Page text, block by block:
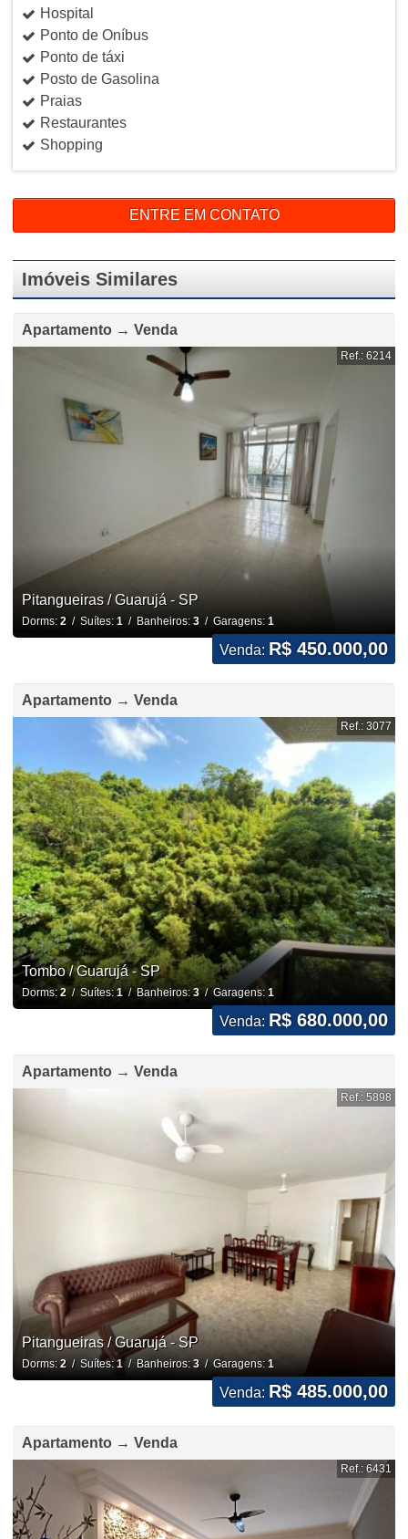
Hospital
Ponto de Oníbus
Ponto de táxi
Posto de Gasolina
Praias
Restaurantes
Shopping
ENTRE EM CONTATO
Imóveis Similares
Apartamento → Venda
Ref.: 6214
Pitangueiras / Guarujá - SP
Dorms: 2/ Suítes: 1/ Banheiros: 3/ Garagens: 1
Venda: R$ 450.000,00
Apartamento → Venda
Ref.: 3077
Tombo / Guarujá - SP
Dorms:2/ Suítes:1/ Banheiros:3/ Garagens: 1
Venda: R$ 680.000,00
Apartamento → Venda
Ref.: 5898
Pitangueiras / Guarujá - SP
Dorms: 2/ Suítes:1/ Banheiros: 3/ Garagens: 1
Venda: R$ 485.000,00
Apartamento → Venda
Ref.: 6431